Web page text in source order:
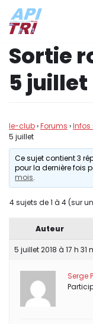
Aller
au
contenu
Sortie
5 juillet
le-club›Forums ›Infos
5 juillet
Ce sujet contient 3
pour la dernière fois
mois.
4 sujets de 1 à 4 (sur
Auteur
5 juillet 2018 à 17 h 31
Serge